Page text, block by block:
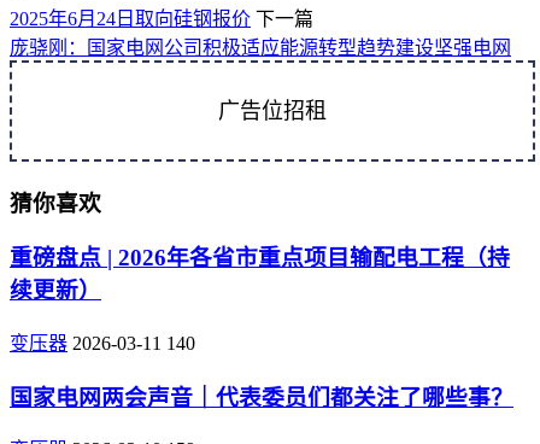
2025年6月24日取向硅钢报价 下一篇
庞骁刚：国家电网公司积极适应能源转型趋势建设坚强电网
广告位招租
猜你喜欢
重磅盘点 | 2026年各省市重点项目输配电工程（持
续更新）
变压器 2026-03-11 140
国家电网两会声音｜代表委员们都关注了哪些事？